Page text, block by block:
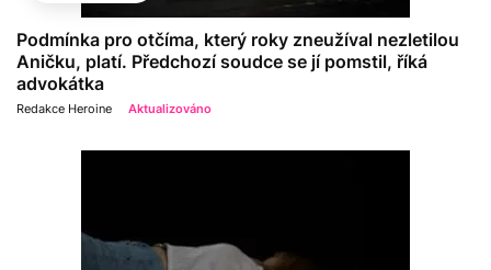
Podmínka pro otčíma, který roky zneužíval nezletilou
Aničku, platí. Předchozí soudce se jí pomstil, říká
advokátka
Redakce Heroine Aktualizováno